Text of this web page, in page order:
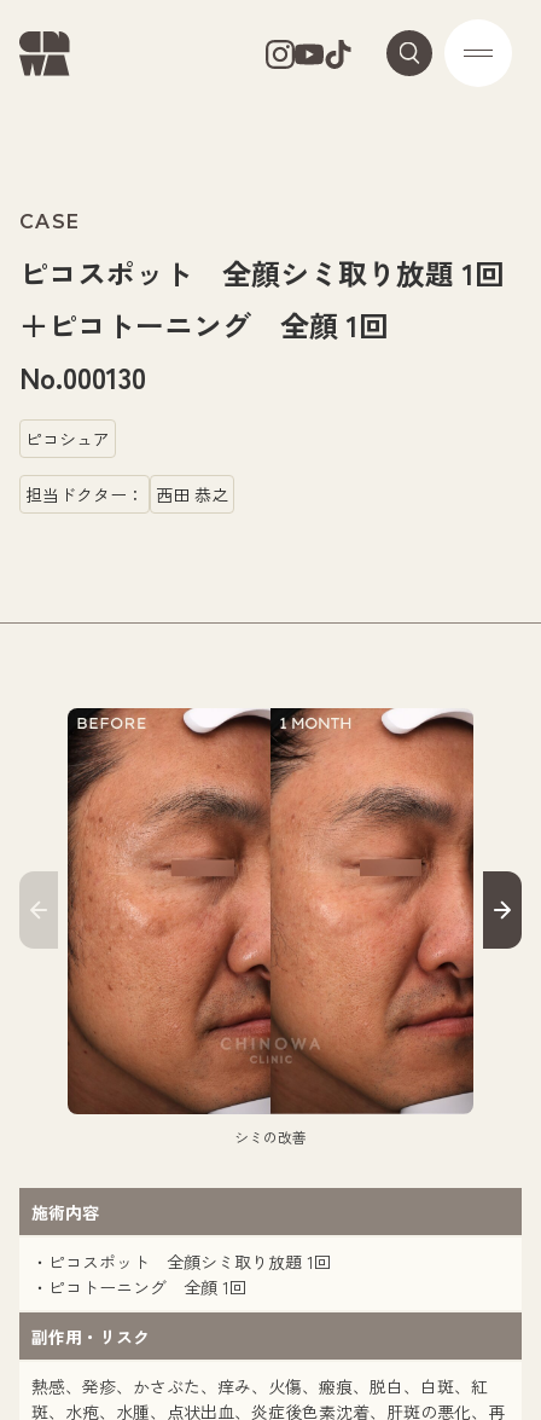
CASE
ピコスポット 全顔シミ取り放題 1回
＋ピコトーニング 全顔 1回
No.000130
ピコシュア
担当ドクター： 西田 恭之
シミの改善
施術内容
・ピコスポット 全顔シミ取り放題 1回
・ピコトーニング 全顔 1回
副作用・リスク
熱感、発疹、かさぶた、痒み、火傷、瘢痕、脱白、白斑、紅
斑、水疱、水腫、点状出血、炎症後色素沈着、肝斑の悪化、再